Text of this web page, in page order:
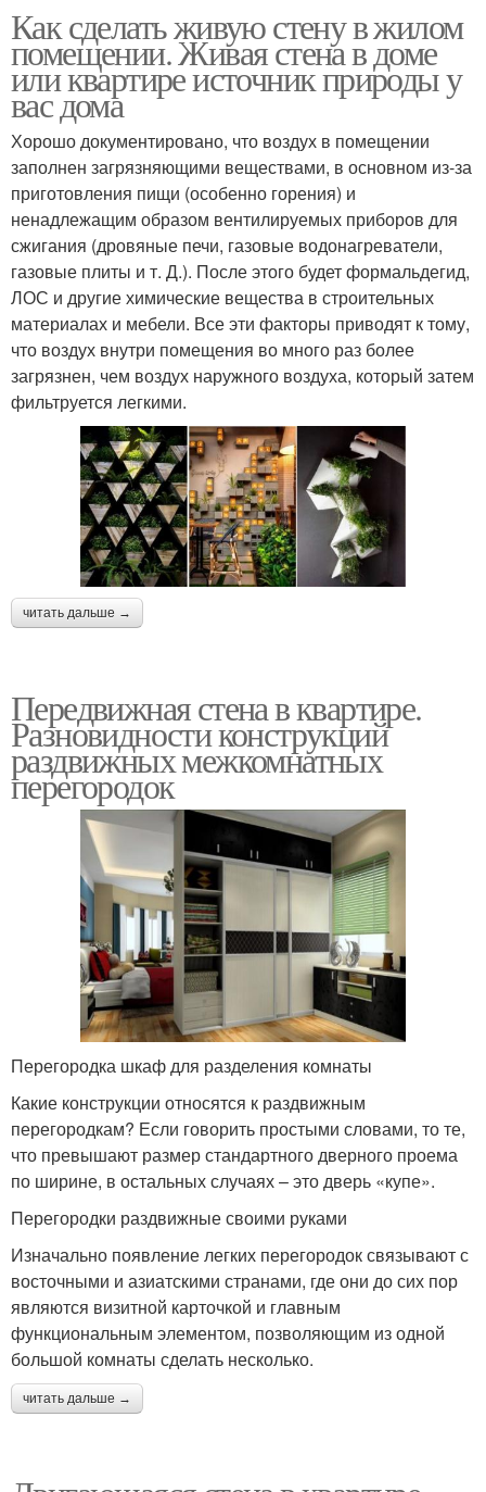
Как сделать живую стену в жилом
помещении. Живая стена в доме
или квартире источник природы у
вас дома
Хорошо документировано, что воздух в помещении
заполнен загрязняющими веществами, в основном из-за
приготовления пищи (особенно горения) и
ненадлежащим образом вентилируемых приборов для
сжигания (дровяные печи, газовые водонагреватели,
газовые плиты и т. Д.). После этого будет формальдегид,
ЛОС и другие химические вещества в строительных
материалах и мебели. Все эти факторы приводят к тому,
что воздух внутри помещения во много раз более
загрязнен, чем воздух наружного воздуха, который затем
фильтруется легкими.
читать дальше →
Передвижная стена в квартире.
Разновидности конструкций
раздвижных межкомнатных
перегородок
Перегородка шкаф для разделения комнаты
Какие конструкции относятся к раздвижным
перегородкам? Если говорить простыми словами, то те,
что превышают размер стандартного дверного проема
по ширине, в остальных случаях – это дверь «купе».
Перегородки раздвижные своими руками
Изначально появление легких перегородок связывают с
восточными и азиатскими странами, где они до сих пор
являются визитной карточкой и главным
функциональным элементом, позволяющим из одной
большой комнаты сделать несколько.
читать дальше →